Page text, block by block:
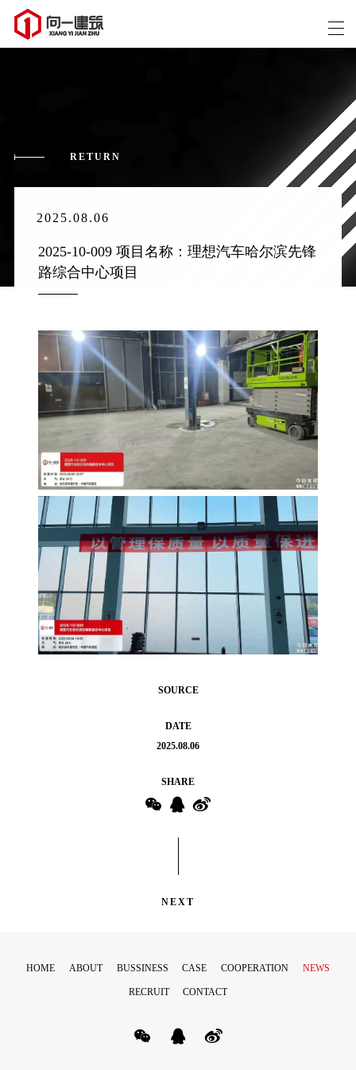
RETURN
2025.08.06
2025-10-009 项目名称：理想汽车哈尔滨先锋
路综合中心项目
SOURCE
DATE
2025.08.06
SHARE
NEXT
HOME ABOUT BUSSINESS CASE COOPERATION NEWS
RECRUIT CONTACT